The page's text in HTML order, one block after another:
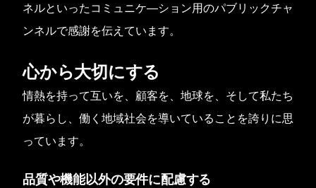
ネルといったコミュニケ―ション用のパブリックチャ
ンネルで感謝を伝えています。
心から大切にする
情熱を持って互いを、顧客を、地球を、そして私たち
が暮らし、働く地域社会を導いていることを誇りに思
っています。
品質や機能以外の要件に配慮する